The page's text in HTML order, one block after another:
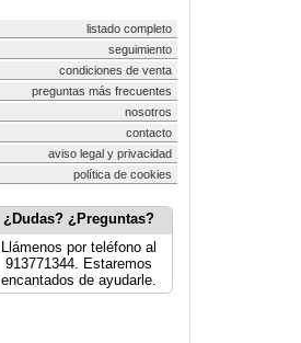
listado completo
seguimiento
condiciones de venta
preguntas más frecuentes
nosotros
contacto
aviso legal y privacidad
política de cookies
¿Dudas? ¿Preguntas?
Llámenos por teléfono al
913771344. Estaremos
encantados de ayudarle.